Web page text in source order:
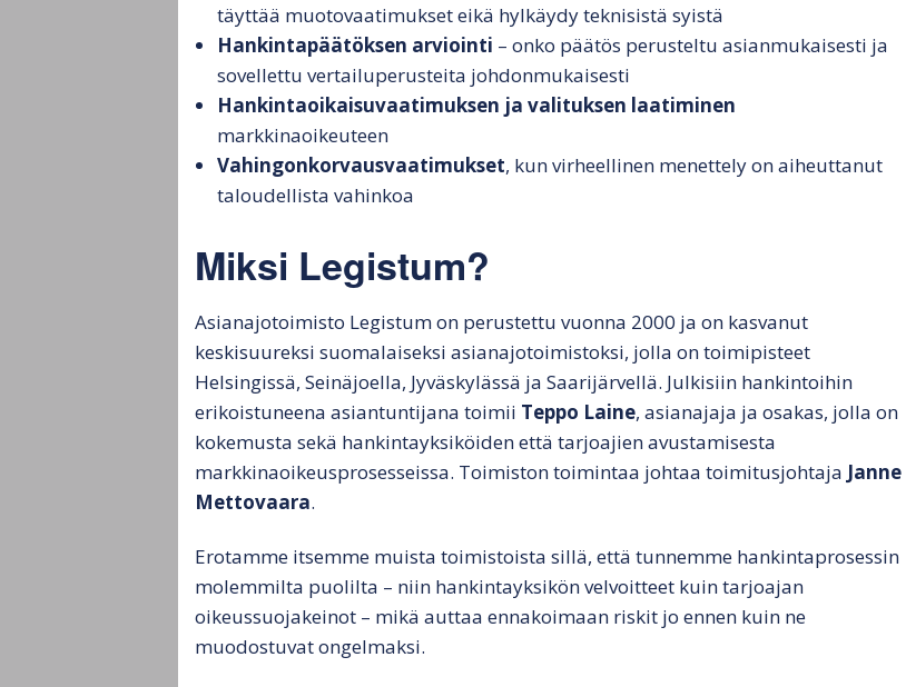
täyttää muotovaatimukset eikä hylkäydy teknisistä syistä
Hankintapäätöksen arviointi – onko päätös perusteltu asianmukaisesti ja
sovellettu vertailuperusteita johdonmukaisesti
Hankintaoikaisuvaatimuksen ja valituksen laatiminen
markkinaoikeuteen
Vahingonkorvausvaatimukset, kun virheellinen menettely on aiheuttanut
taloudellista vahinkoa
Miksi Legistum?
Asianajotoimisto Legistum on perustettu vuonna 2000 ja on kasvanut
keskisuureksi suomalaiseksi asianajotoimistoksi, jolla on toimipisteet
Helsingissä, Seinäjoella, Jyväskylässä ja Saarijärvellä. Julkisiin hankintoihin
erikoistuneena asiantuntijana toimii Teppo Laine, asianajaja ja osakas, jolla on
kokemusta sekä hankintayksiköiden että tarjoajien avustamisesta
markkinaoikeusprosesseissa. Toimiston toimintaa johtaa toimitusjohtaja Janne
Mettovaara.
Erotamme itsemme muista toimistoista sillä, että tunnemme hankintaprosessin
molemmilta puolilta – niin hankintayksikön velvoitteet kuin tarjoajan
oikeussuojakeinot – mikä auttaa ennakoimaan riskit jo ennen kuin ne
muodostuvat ongelmaksi.